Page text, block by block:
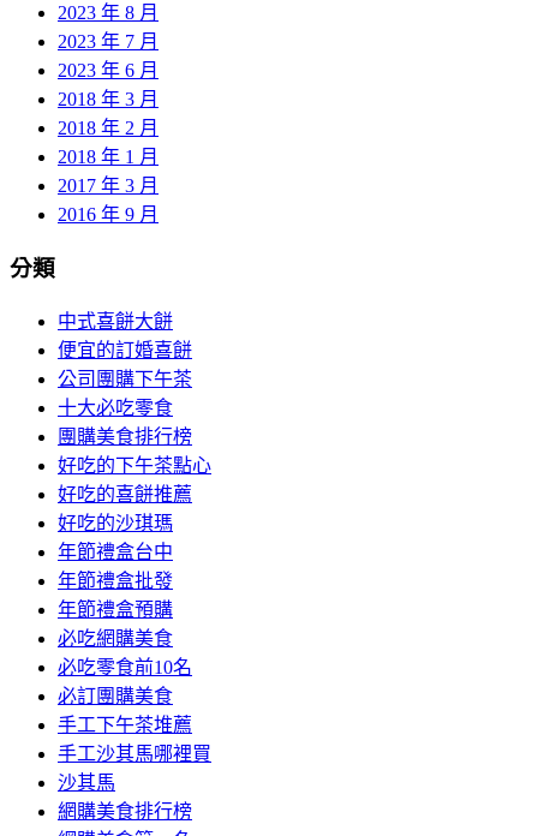
2023 年 8 月
2023 年 7 月
2023 年 6 月
2018 年 3 月
2018 年 2 月
2018 年 1 月
2017 年 3 月
2016 年 9 月
分類
中式喜餅大餅
便宜的訂婚喜餅
公司團購下午茶
十大必吃零食
團購美食排行榜
好吃的下午茶點心
好吃的喜餅推薦
好吃的沙琪瑪
年節禮盒台中
年節禮盒批發
年節禮盒預購
必吃網購美食
必吃零食前10名
必訂團購美食
手工下午茶堆薦
手工沙其馬哪裡買
沙其馬
網購美食排行榜